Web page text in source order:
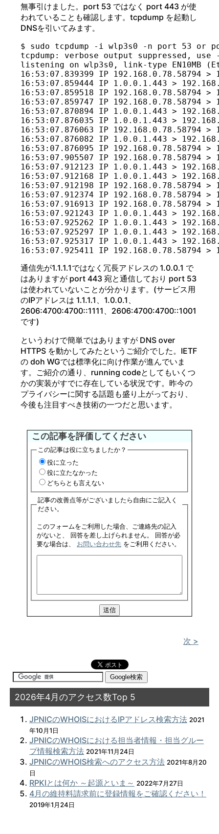
無事引けました。port 53 ではなく port 443 が使
われていることも確認します。tcpdump を起動し
DNSを引いてみます。
$ sudo tcpdump -i wlp3s0 -n port 53 or
tcpdump: verbose output suppressed,
listening on wlp3s0, link-type EN10MB
16:53:07.839399 IP 192.168.0.78.58794
16:53:07.859444 IP 1.0.0.1.443 >
16:53:07.859518 IP
16:53:07.859747 IP
16:53:07.870894 IP 1.0.0.1.443 >
16:53:07.876035 IP 1.0.0.1.443 >
16:53:07.876063 IP
16:53:07.876082 IP 1.0.0.1.443 >
16:53:07.876095 IP
16:53:07.905507 IP
16:53:07.912123 IP 1.0.0.1.443 >
16:53:07.912168 IP 1.0.0.1.443 >
16:53:07.912198 IP
16:53:07.912374 IP
16:53:07.916913 IP
16:53:07.921243 IP 1.0.0.1.443 >
16:53:07.925262 IP 1.0.0.1.443 >
16:53:07.925297 IP 1.0.0.1.443 >
16:53:07.925317 IP 1.0.0.1.443 >
通信先が1.1.1.1ではなく冗長アドレスの 1.0.0.1 で
はありますが port 443 宛と通信しており port 53
は使われていないことが分かります。(サービス用
のIPアドレスは 1.1.1.1、1.0.0.1、
2606:4700:4700::1111、2606:4700:4700::1001
です)
というわけで簡単ではありますが DNS over
HTTPS を動かしてみたというご紹介でした。IETF
の doh WGでは標準化に向け作業が進んでいま
す。ご紹介の通り、running codeとしてもいくつ
かの実装がすでに存在している状況です。昨今の
プライバシーに関する話題も盛り上がっており、
今後も注目すべき技術の一つだと思います。
この記事を評価してください
この記事は役に立ちましたか？
役に立った
役に立たなかった
どちらとも言えない
記事の改善点等がございましたら自由にご記入く
ださい。
このフォームをご利用した場合、ご連絡先の記入
がないと、 回答を差し上げられません。 回答が必
要な場合は、 お問い合わせ先 をご利用ください。
次 >
2026年4月のアクセス数Top 5
JPNICのWHOISにおけるIPアドレス検索方法 2021
年10月1日
JPNICのWHOISにおける担当者情報・担当グルー
プ情報検索方法 2021年11月24日
JPNICのWHOIS検索へのアクセス方法 2021年8月20
日
RPKIとは何か ～起源といま～ 2022年7月27日
4月の維持料請求前に登録情報をご確認ください！
2019年1月24日